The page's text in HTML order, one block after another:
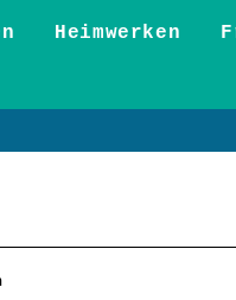
Heimwerken